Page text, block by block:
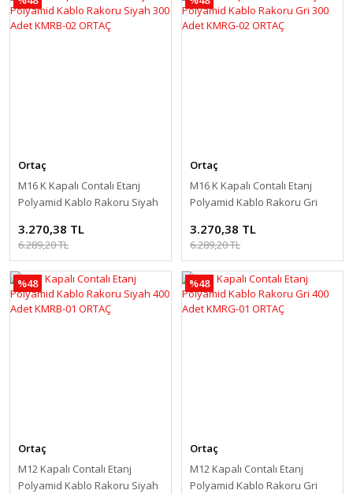
Ortaç
M16 K Kapalı Contalı Etanj
Polyamid Kablo Rakoru Siyah
3.270,38 TL
6.289,20 TL
Ortaç
M16 K Kapalı Contalı Etanj
Polyamid Kablo Rakoru Gri
3.270,38 TL
6.289,20 TL
%48
Ortaç
M12 Kapalı Contalı Etanj
Polyamid Kablo Rakoru Siyah
%48
Ortaç
M12 Kapalı Contalı Etanj
Polyamid Kablo Rakoru Gri